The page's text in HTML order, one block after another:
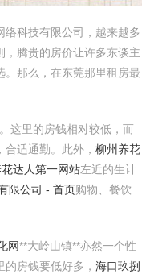
科技有限公司，越来越多
，腾贵的房价让许多东谈主
。那么，在东莞那里租房最
这里的房钱相对较低，而
适通勤。此外， 柳州养花
达人第一网站左近的生计
限公司 - 首页购物、餐饮
网**大岭山镇**亦然一个性
房钱要低好多， 海口玖捌